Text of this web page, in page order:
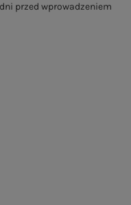
przed wprowadzeniem